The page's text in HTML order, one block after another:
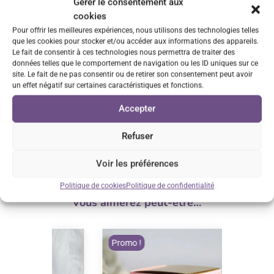
cookies
Pour offrir les meilleures expériences, nous utilisons des technologies telles
que les cookies pour stocker et/ou accéder aux informations des appareils.
Le fait de consentir à ces technologies nous permettra de traiter des
données telles que le comportement de navigation ou les ID uniques sur ce
site. Le fait de ne pas consentir ou de retirer son consentement peut avoir
un effet négatif sur certaines caractéristiques et fonctions.
Accepter
Refuser
Voir les préférences
Politique de cookiesPolitique de confidentialité
sur rendez-vous
Service client réactif
Réponse sous 24h
Satisfait ou remboursé*
voir conditions
Vous aimerez peut-être…